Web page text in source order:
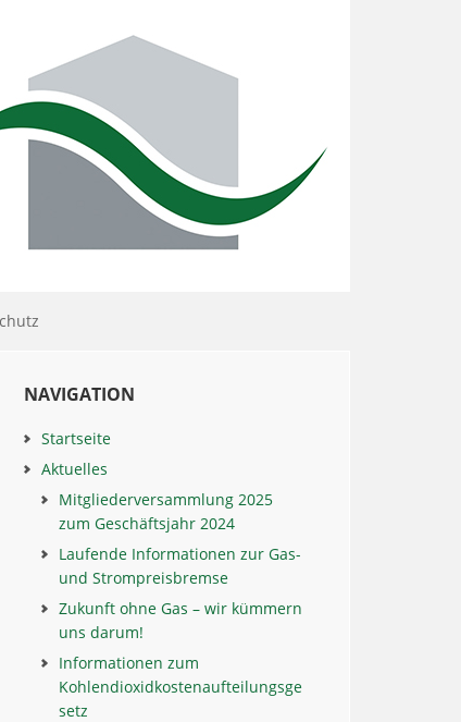
Haupt-
Sidebar
NAVIGATION
Startseite
Aktuelles
Mitgliederversammlung 2025
zum Geschäftsjahr 2024
Laufende Informationen zur Gas-
und Strompreisbremse
Zukunft ohne Gas – wir kümmern
uns darum!
Informationen zum
Kohlendioxidkostenaufteilungsge
setz